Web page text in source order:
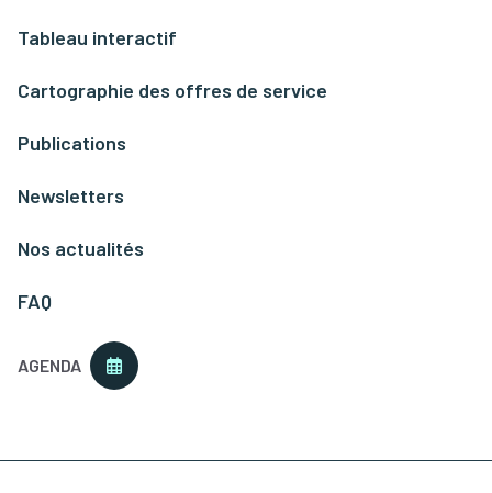
Tableau interactif
Cartographie des offres de service
Publications
Newsletters
Nos actualités
FAQ
AGENDA